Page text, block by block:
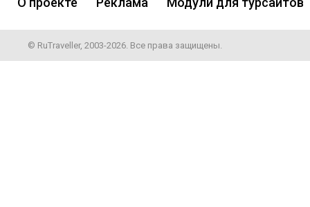
© RuTraveller, 2003-2026. Все права защищены.